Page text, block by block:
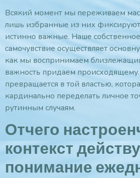
Всякий момент мы переживаем
лишь избранные из них
истинно важные. Наше
самочувствие осуществляет
как мы воспринимаем
важность придаем происходящему.
превращается в той властью,
кардинально переделать личное
рутинным случаям.
Отчего
контекст
понимание